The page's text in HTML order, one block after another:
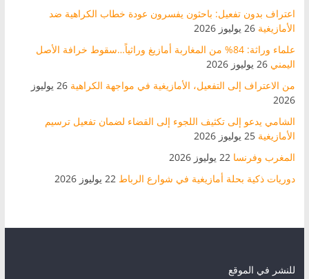
اعتراف بدون تفعيل: باحثون يفسرون عودة خطاب الكراهية ضد
الأمازيغية 26 يوليوز 2026
علماء وراثة: 84% من المغاربة أمازيغ وراثياً…سقوط خرافة الأصل
اليمني 26 يوليوز 2026
من الاعتراف إلى التفعيل، الأمازيغية في مواجهة الكراهية
26 يوليوز
2026
الشامي يدعو إلى تكثيف اللجوء إلى القضاء لضمان تفعيل ترسيم
الأمازيغية 25 يوليوز 2026
المغرب وفرنسا 22 يوليوز 2026
دوريات ذكية بحلة أمازيغية في شوارع الرباط 22 يوليوز 2026
للنشر في الموقع